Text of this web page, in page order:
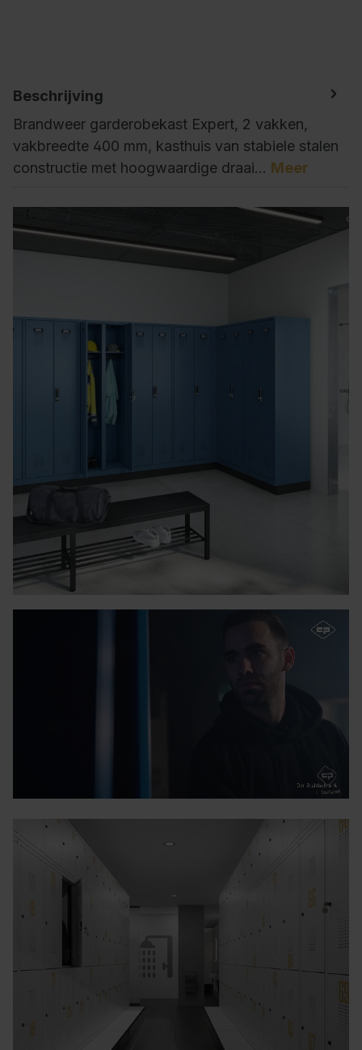
Beschrijving
Brandweer garderobekast Expert, 2 vakken,
vakbreedte 400 mm, kasthuis van stabiele stalen
constructie met hoogwaardige draai… Meer